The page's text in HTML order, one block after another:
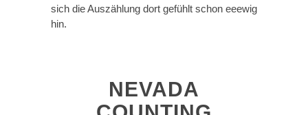
sich die Auszählung dort gefühlt schon eeewig
hin.
NEVADA